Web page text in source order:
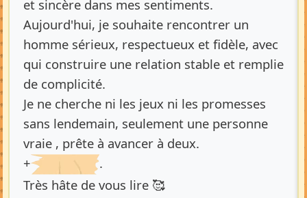
et sincère dans mes sentiments.
Aujourd'hui, je souhaite rencontrer un
homme sérieux, respectueux et fidèle, avec
qui construire une relation stable et remplie
de complicité.
Je ne cherche ni les jeux ni les promesses
sans lendemain, seulement une personne
vraie , prête à avancer à deux.
+
.
Très hâte de vous lire 🥰